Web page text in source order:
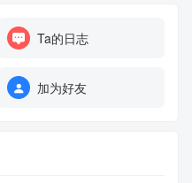
Ta的日志
加为好友